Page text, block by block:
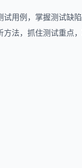
用例，掌握测试缺
法，抓住测试重点